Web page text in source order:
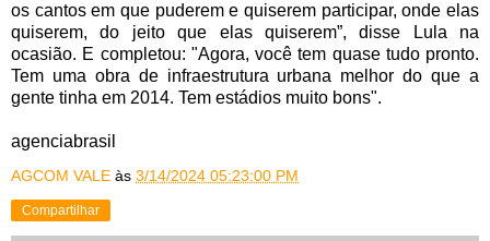
os cantos em que puderem e quiserem participar, onde elas
quiserem, do jeito que elas quiserem”, disse Lula na
ocasião. E completou: "Agora, você tem quase tudo pronto.
Tem uma obra de infraestrutura urbana melhor do que a
gente tinha em 2014. Tem estádios muito bons".
agenciabrasil
AGCOM VALE às 3/14/2024 05:23:00 PM
Compartilhar